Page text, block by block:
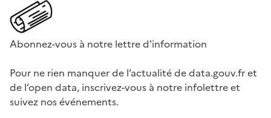
Abonnez-vous à notre lettre d'information
Pour ne rien manquer de l’actualité de data.gouv.fr et
de l’open data, inscrivez-vous à notre infolettre et
suivez nos événements.